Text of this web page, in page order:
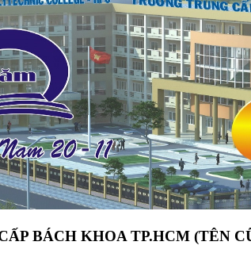
BÁCH KHOA TP.HCM (TÊN